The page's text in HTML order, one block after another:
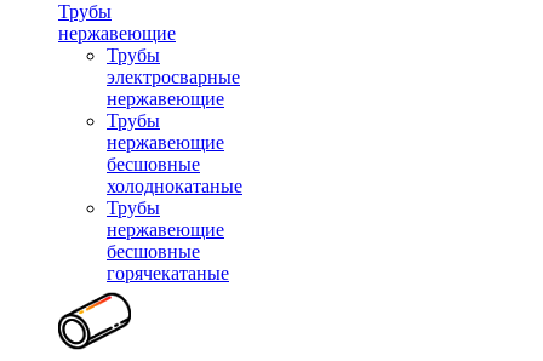
Трубы
нержавеющие
Трубы
электросварные
нержавеющие
Трубы
нержавеющие
бесшовные
холоднокатаные
Трубы
нержавеющие
бесшовные
горячекатаные